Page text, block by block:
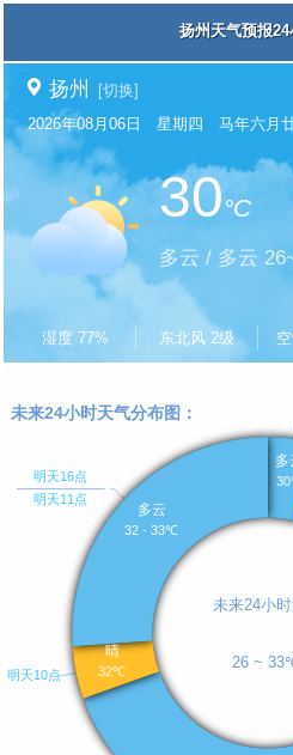
扬州天气预报24
扬州 [切换]
2026年08月06日 星期四 马年六月
30°C
多云 / 多云
湿度 77% 东北风 2级